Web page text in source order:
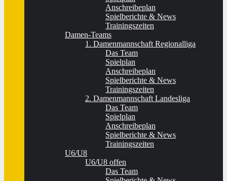
Anschreibeplan
Spielberichte & News
Trainingszeiten
Damen-Teams
1. Damenmannschaft Regionalliga
Das Team
Spielplan
Anschreibeplan
Spielberichte & News
Trainingszeiten
2. Damenmannschaft Landesliga
Das Team
Spielplan
Anschreibeplan
Spielberichte & News
Trainingszeiten
U6/U8
U6/U8 offen
Das Team